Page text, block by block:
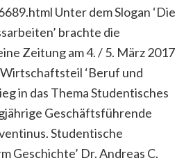
Unter dem Slogan ‘Die
brachte die
Zeitung am 4. / 5. März 2017
‘Beruf und
in das Thema Studentisches
Geschäftsführende
Studentische
Geschichte’ Dr. Andreas C.